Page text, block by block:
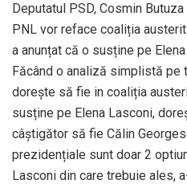
Deputatul PSD, Cosmin
PNL vor reface coaliția
a anunțat că o susține pe
Făcând o analiză simplistă pe
dorește să fie in coaliția
susține pe Elena Lasconi,
câștigător să fie Călin
prezidențiale sunt doar 2
Lasconi din care trebuie ales,